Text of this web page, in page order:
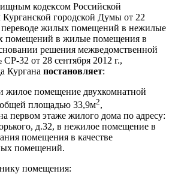
кодексом Российской
городской Думы от 22
жилых помещений в нежилые
помещений в жилые помещения в
решения межведомственной
32 от 28 сентября 2012 г.,
Кургана постановляет:
жилое помещение двухкомнатной
площадью 33,9м2,
первом этаже жилого дома по адресу:
д.32, в нежилое помещение в
помещения в качестве
помещений.
помещения: